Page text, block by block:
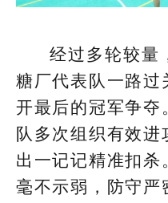
经过多轮较量
糖厂代表队一路过
开最后的冠军争夺
队多次组织有效
出一记记精准扣杀
毫不示弱，防守严